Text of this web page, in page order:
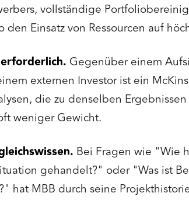
vollständige
Einsatz von Ressourcen auf
Gegenüber einem
externen Investor ist ein
die zu denselben
weniger Gewicht.
Bei Fragen wie "Wie
gehandelt?" oder "Was ist
hat MBB durch seine